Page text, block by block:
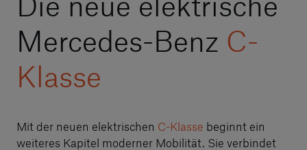
Mercedes-Benz C-
Klasse
Mit der neuen elektrischen C-Klasse beginnt ein
weiteres Kapitel moderner Mobilität. Sie verbindet